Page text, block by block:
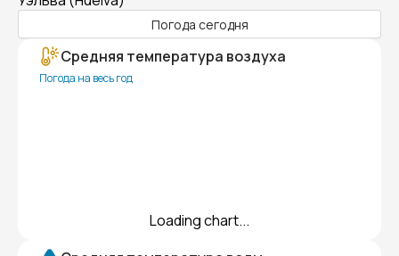
Погода сегодня
Средняя температура воздуха
Погода на весь год
Loading chart...